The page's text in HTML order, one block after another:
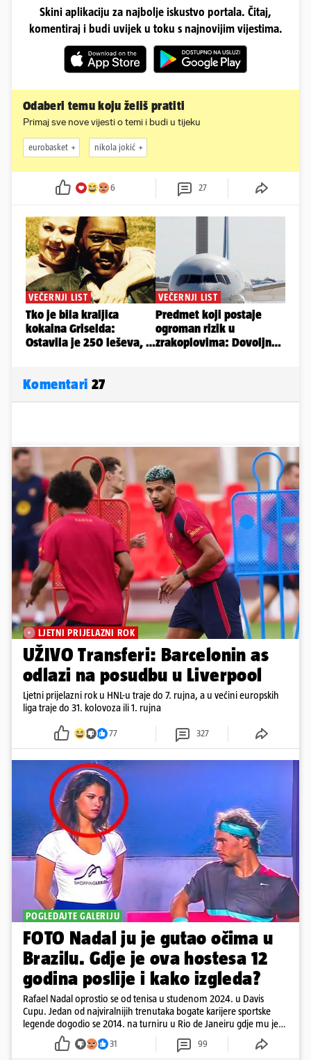
Skini aplikaciju za najbolje iskustvo portala. Čitaj,
komentiraj i budi uvijek u toku s najnovijim vijestima.
Odaberi temu koju želiš pratiti
Primaj sve nove vijesti o temi i budi u tijeku
eurobasket nikola jokić
6 27
Komentari 27
LJETNI PRIJELAZNI ROK
UŽIVO Transferi: Barcelonin as
odlazi na posudbu u Liverpool
Ljetni prijelazni rok u HNL-u traje do 7. rujna, a u većini europskih
liga traje do 31. kolovoza ili 1. rujna
77 327
POGLEDAJTE GALERIJU
FOTO Nadal ju je gutao očima u
Brazilu. Gdje je ova hostesa 12
godina poslije i kako izgleda?
Rafael Nadal oprostio se od tenisa u studenom 2024. u Davis
Cupu. Jedan od najviralnijih trenutaka bogate karijere sportske
legende dogodio se 2014. na turniru u Rio de Janeiru gdje mu je
pažnju odvlačila ljepotica iza klupe
31 99